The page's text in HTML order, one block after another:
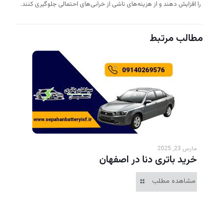
را افزایش دهند و از هزینه‌های ناشی از خرابی‌های احتمالی جلوگیری کنند.
مطالب مرتبط
مارس 23, 2025
خرید باتری دنا در اصفهان
مشاهده مطلب